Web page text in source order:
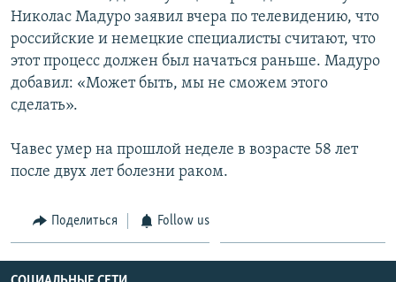
Все сайты Радио Азатутюн
Николас Мадуро заявил вчера по телевидению, что
российские и немецкие специалисты считают, что
этот процесс должен был начаться раньше. Мадуро
добавил: «Может быть, мы не сможем этого
сделать».
Чавес умер на прошлой неделе в возрасте 58 лет
после двух лет болезни раком.
Поделиться Follow us